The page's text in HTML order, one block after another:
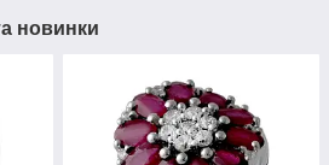
новинки